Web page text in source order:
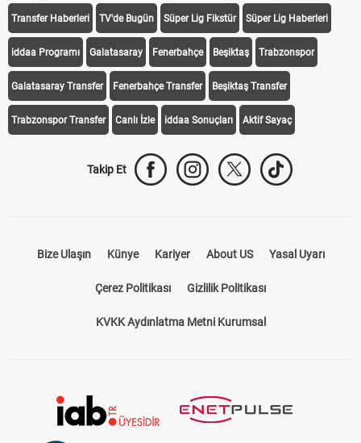
Transfer Haberleri TV'de Bugün Süper Lig Fikstür Süper Lig Haberleri
iddaa Programı Galatasaray Fenerbahçe Beşiktaş Trabzonspor
Galatasaray Transfer Fenerbahçe Transfer Beşiktaş Transfer
Trabzonspor Transfer Canlı İzle iddaa Sonuçları Aktif Sayaç
Takip Et
Bize Ulaşın Künye Kariyer About US Yasal Uyarı
Çerez Politikası Gizlilik Politikası
KVKK Aydınlatma Metni Kurumsal